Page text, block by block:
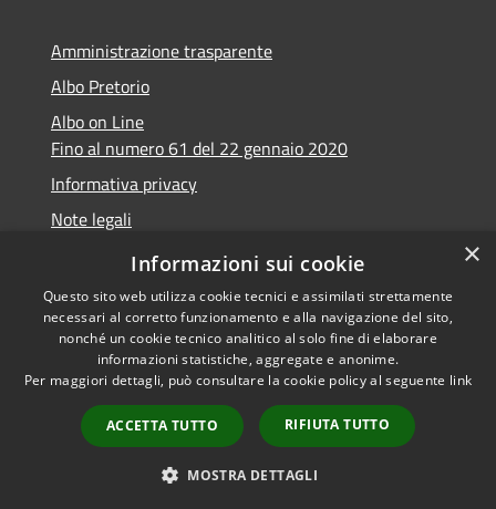
Amministrazione trasparente
Albo Pretorio
Albo on Line
Fino al numero 61 del 22 gennaio 2020
Informativa privacy
Note legali
Dichiarazione di accessibilità
Accessibilità
Copyright © 2026 • Comune di
Marsciano • Powered by
Municipium•
Accesso
redazione
×
Informazioni sui cookie
Questo sito web utilizza cookie tecnici e assimilati strettamente
necessari al corretto funzionamento e alla navigazione del sito,
nonché un cookie tecnico analitico al solo fine di elaborare
informazioni statistiche, aggregate e anonime.
Per maggiori dettagli, può consultare la cookie policy al seguente link
ACCETTA TUTTO RIFIUTA TUTTO
MOSTRA DETTAGLI